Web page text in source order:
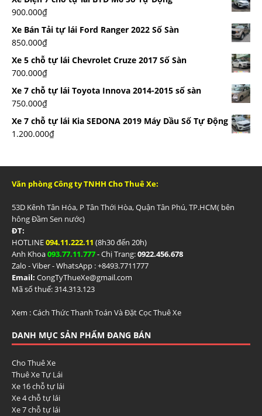
900.000₫
Xe Bán Tải tự lái Ford Ranger 2022 Số Sàn
850.000₫
Xe 5 chỗ tự lái Chevrolet Cruze 2017 Số Sàn
700.000₫
Xe 7 chỗ tự lái Toyota Innova 2014-2015 số sàn
750.000₫
Xe 7 chỗ tự lái Kia SEDONA 2019 Máy Dầu Số Tự Động
1.200.000₫
Văn phòng Công ty TNHH Cho Thuê Xe:
53D Kênh Tân Hóa, P Tân Thới Hòa, Quận Tân Phú, TP.HCM( bên
hông Đầm Sen nước)
ĐT:
HOTLINE094.11.222.11 (8h30 đến 20h)
Anh Khoa093.77.11.777- Chị Trang:0922.456.678
Zalo - Viber - WhatsApp : +8493.7711777
Email: CongTyThueXe@gmail.com
Mã số thuế: 314.313.123
Xem :Cách Thức Thanh Toán Và Đặt Cọc Thuê Xe
DANH MỤC SẢN PHẨM ĐANG BÁN
Cho Thuê Xe
Thuê Xe Tự Lái
Xe 16 chỗ tự lái
Xe 4 chỗ tự lái
Xe 7 chỗ tự lái